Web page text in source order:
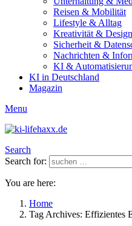
Reisen & Mobilität
Lifestyle & Alltag
Kreativität & Design
Sicherheit &
Nachrichten &
KI &
KI in Deutschland
Magazin
Menu
Search
Search for:
You are here:
Home
Tag Archives: Effizientes